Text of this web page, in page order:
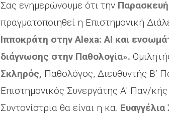
Σας ενημερώνουμε ότι την
πραγματοποιηθεί η Επιστημονική
Ιπποκράτη στην Alexa: ΑΙ και
διάγνωσης στην Παθολογία».
Σκληρός, Παθολόγος, Διευθυντής Β’
Επιστημονικός Συνεργάτης Α' Παν/
Συντονίστρια θα είναι η κα.